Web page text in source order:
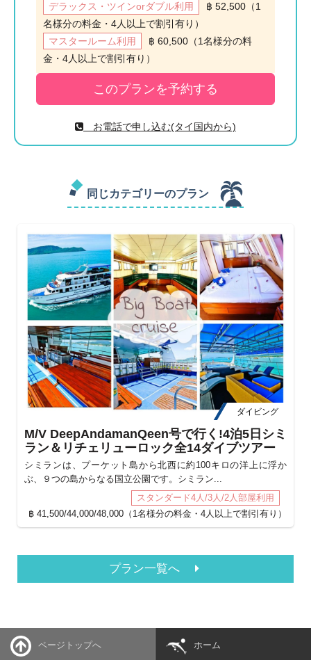
デラックス・ツインorダブル利用
฿ 52,500（1
名様分の料金・4人以上で割引有り）
マスタールーム利用
฿ 60,500（1名様分の料
金・4人以上で割引有り）
お電話で申し込む(タイ国内から)
同じカテゴリーのプラン
ダイビング
M/V DeepAndamanQeen号で行く!4泊5日シミ
ラン＆リチェリューロック全14ダイブツアー
シミランは、プーケット島から北西に約100キロの洋上に浮か
ぶ、９つの島からなる国立公園です。シミラン...
スタンダード4人/3人/2人部屋利用
฿ 41,500/44,000/48,000（1名様分の料金・4人以上で割引有り）
プラン一覧へ
ページトップへ ホーム